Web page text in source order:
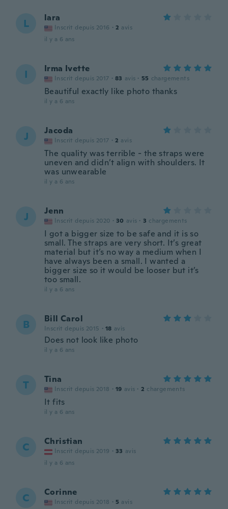
L lara
Inscrit depuis 2016 · 2 avis
il y a 6 ans
I Irma Ivette
Inscrit depuis 2017 · 83 avis · 55 chargements
Beautiful exactly like photo thanks
il y a 6 ans
J Jacoda
Inscrit depuis 2017 · 2 avis
The quality was terrible - the straps were
uneven and didn’t align with shoulders. It
was unwearable
il y a 6 ans
J Jenn
Inscrit depuis 2020 · 30 avis · 3 chargements
I got a bigger size to be safe and it is so
small. The straps are very short. It’s great
material but it’s no way a medium when I
have always been a small. I wanted a
bigger size so it would be looser but it’s
too small.
il y a 6 ans
B Bill Carol
Inscrit depuis 2015 · 18 avis
Does not look like photo
il y a 6 ans
T Tina
Inscrit depuis 2018 · 19 avis · 2 chargements
It fits
il y a 6 ans
C Christian
Inscrit depuis 2019 · 33 avis
il y a 6 ans
C Corinne
Inscrit depuis 2018 · 5 avis